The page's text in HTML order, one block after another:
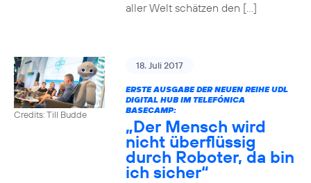
aller Welt schätzen den […]
Credits: Till Budde
18. Juli 2017
ERSTE AUSGABE DER NEUEN REIHE UDL
DIGITAL HUB IM TELEFÓNICA
BASECAMP:
„Der Mensch wird
nicht überflüssig
durch Roboter, da bin
ich sicher“